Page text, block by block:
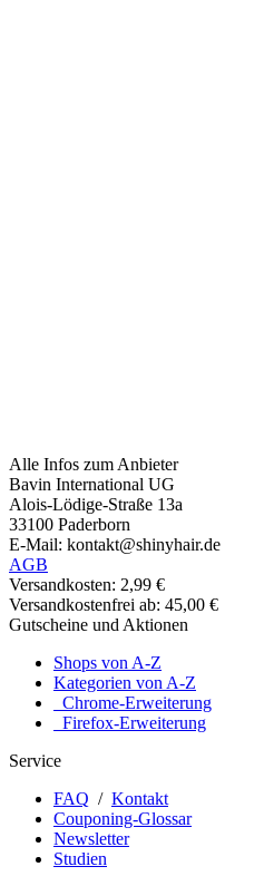
Alle Infos zum Anbieter
Bavin International UG
Alois-Lödige-Straße 13a
33100 Paderborn
E-Mail: kontakt@shinyhair.de
AGB
Versandkosten: 2,99 €
Versandkostenfrei ab: 45,00 €
Gutscheine und Aktionen
Shops von A-Z
Kategorien von A-Z
Chrome-Erweiterung
Firefox-Erweiterung
Service
FAQ / Kontakt
Couponing-Glossar
Newsletter
Studien